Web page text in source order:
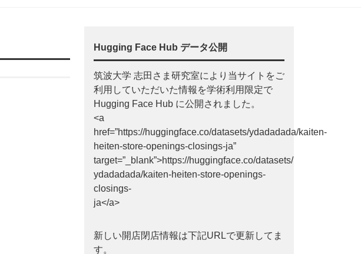
Hugging Face Hub データ公開
筑波大学 志田さま研究室により当サイトをご
利用していただいた情報を学術利用限定で
Hugging Face Hub に公開されました。
<a
href=”https://huggingface.co/datasets/ydadadada/kaiten-
heiten-store-openings-closings-ja”
target=”_blank”>https://huggingface.co/datasets/
ydadadada/kaiten-heiten-store-openings-
closings-
ja</a>
新しい開店閉店情報は下記URLで更新してま
す。